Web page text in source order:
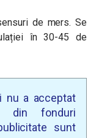
de mers. Se
în 30-45 de
nu a acceptat
din fonduri
sunt